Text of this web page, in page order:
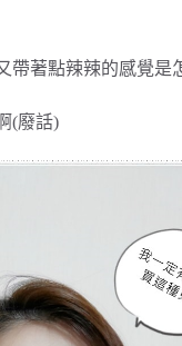
帶著點辣辣的感覺是
(廢話)